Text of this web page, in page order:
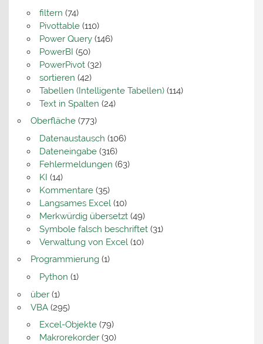
filtern (74)
Pivottable(110)
Power Query(146)
PowerBI (50)
PowerPivot(32)
sortieren (42)
Tabellen (Intelligente Tabellen)(114)
Text in Spalten (24)
Oberfläche(773)
Datenaustausch (106)
Dateneingabe(316)
Fehlermeldungen (63)
KI (14)
Kommentare(35)
Langsames Excel(10)
Merkwürdig übersetzt(49)
Symbole falsch beschriftet(31)
Verwaltung von Excel(10)
Programmierung(1)
Python (1)
über(1)
VBA(295)
Excel-Objekte(79)
Makrorekorder(30)